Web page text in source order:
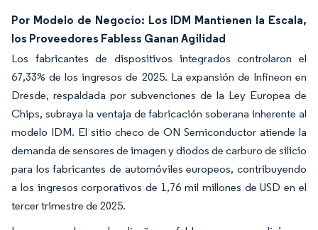
Por Modelo de Negocio: Los IDM Mantienen la Escala,
los Proveedores Fabless Ganan Agilidad
Los fabricantes de dispositivos integrados controlaron el
67,33% de los ingresos de 2025. La expansión de Infineon en
Dresde, respaldada por subvenciones de la Ley Europea de
Chips, subraya la ventaja de fabricación soberana inherente al
modelo IDM. El sitio checo de ON Semiconductor atiende la
demanda de sensores de imagen y diodos de carburo de silicio
para los fabricantes de automóviles europeos, contribuyendo
a los ingresos corporativos de 1,76 mil millones de USD en el
tercer trimestre de 2025.